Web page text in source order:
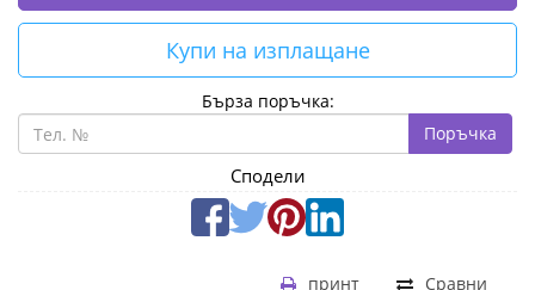
Купи на изплащане
Бърза поръчка:
Поръчка
Сподели
Сравни
принт